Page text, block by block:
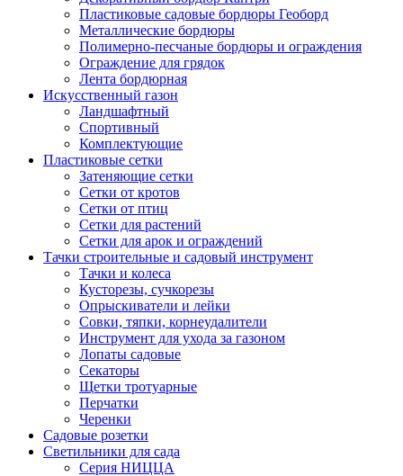
Пластиковые садовые бордюры Геоборд
Металлические бордюры
Полимерно-песчаные бордюры и ограждения
Ограждение для грядок
Лента бордюрная
Искусственный газон
Ландшафтный
Спортивный
Комплектующие
Пластиковые сетки
Затеняющие сетки
Сетки от кротов
Сетки от птиц
Сетки для растений
Сетки для арок и ограждений
Тачки строительные и садовый инструмент
Тачки и колеса
Кусторезы, сучкорезы
Опрыскиватели и лейки
Совки, тяпки, корнеудалители
Инструмент для ухода за газоном
Лопаты садовые
Секаторы
Щетки тротуарные
Перчатки
Черенки
Садовые розетки
Светильники для сада
Серия НИЦЦА